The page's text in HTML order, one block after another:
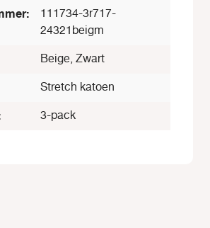
111734-3r717-
24321beigm
Beige, Zwart
Stretch katoen
3-pack